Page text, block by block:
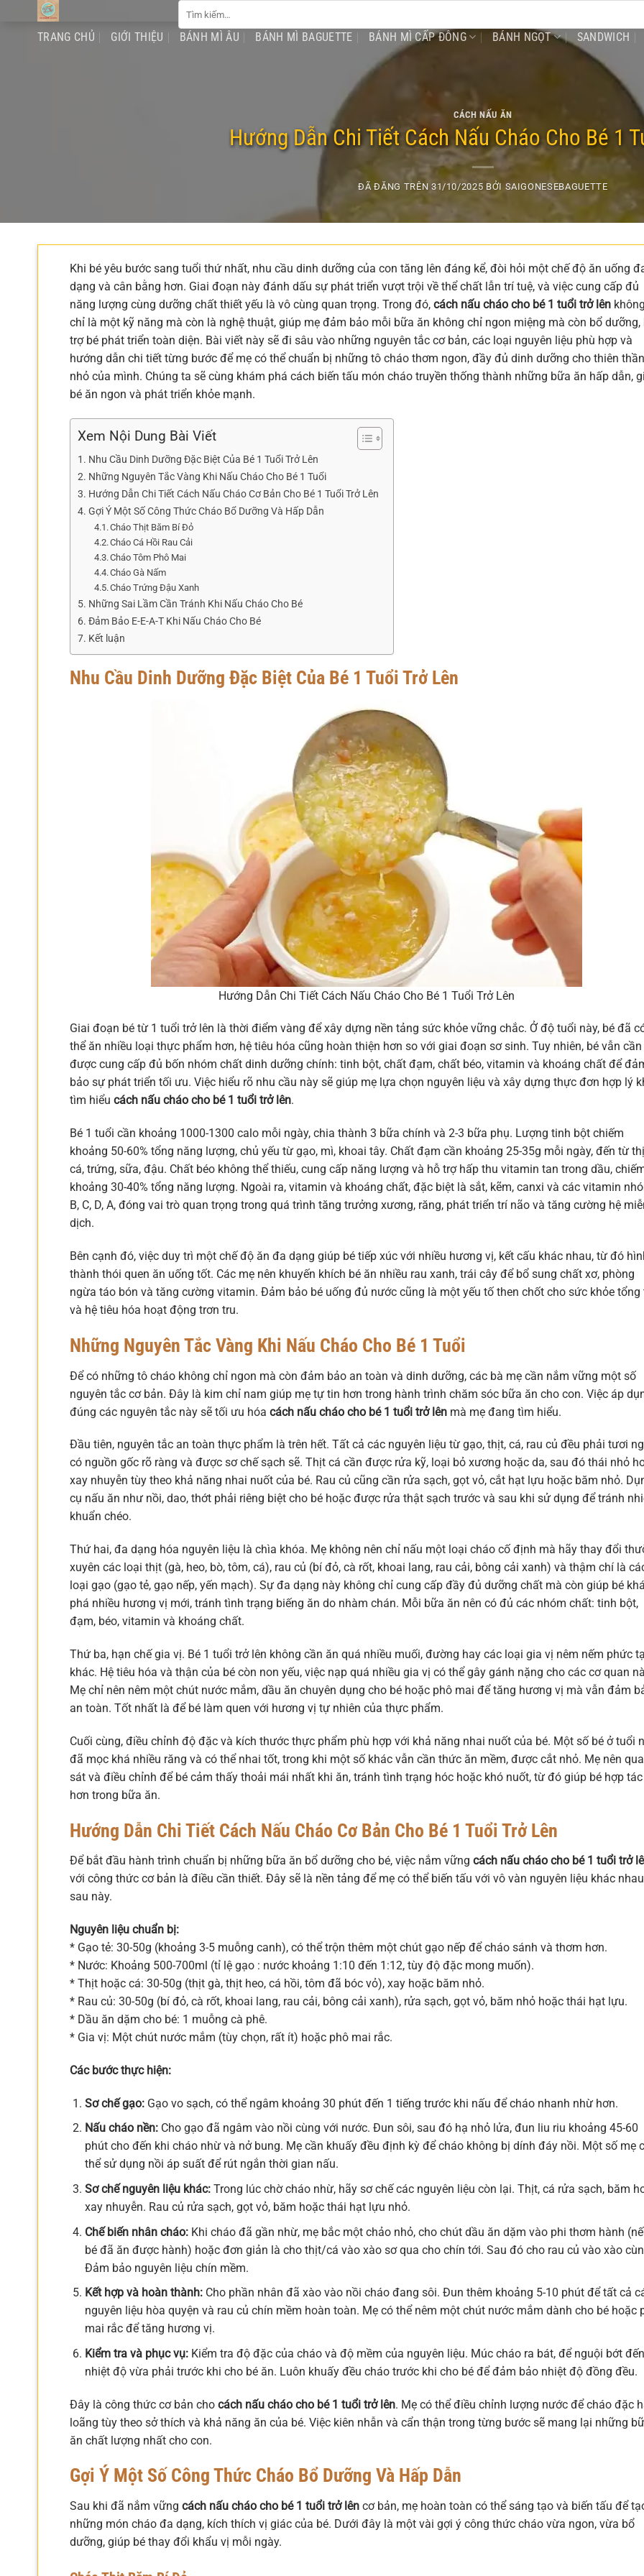
kiếm:
TRANG CHỦ GIỚI THIỆU BÁNH MÌ ÂU BÁNH MÌ BAGUETTE BÁNH MÌ CẤP ĐÔNG BÁNH NGỌT SANDWICH
CÁCH NẤU ĂN
Hướng Dẫn Chi Tiết Cách Nấu Cháo Cho Bé 1
ĐÃ ĐĂNG TRÊN 31/10/2025 BỞI SAIGONESEBAGUETTE
Khi bé yêu bước sang tuổi thứ nhất, nhu cầu dinh dưỡng của con tăng lên đáng kể, đòi hỏi một chế độ ăn uống
dạng và cân bằng hơn. Giai đoạn này đánh dấu sự phát triển vượt trội về thể chất lẫn trí tuệ, và việc cung cấp đủ
năng lượng cùng dưỡng chất thiết yếu là vô cùng quan trọng. Trong đó, cách nấu cháo cho bé 1 tuổi trở lên không
chỉ là một kỹ năng mà còn là nghệ thuật, giúp mẹ đảm bảo mỗi bữa ăn không chỉ ngon miệng mà còn bổ dưỡng,
trợ bé phát triển toàn diện. Bài viết này sẽ đi sâu vào những nguyên tắc cơ bản, các loại nguyên liệu phù hợp và
hướng dẫn chi tiết từng bước để mẹ có thể chuẩn bị những tô cháo thơm ngon, đầy đủ dinh dưỡng cho thiên thần
nhỏ của mình. Chúng ta sẽ cùng khám phá cách biến tấu món cháo truyền thống thành những bữa ăn hấp dẫn,
bé ăn ngon và phát triển khỏe mạnh.
Xem Nội Dung Bài Viết
Nhu Cầu Dinh Dưỡng Đặc Biệt Của Bé 1 Tuổi Trở Lên
Những Nguyên Tắc Vàng Khi Nấu Cháo Cho Bé 1 Tuổi
Hướng Dẫn Chi Tiết Cách Nấu Cháo Cơ Bản Cho Bé 1 Tuổi Trở Lên
Gợi Ý Một Số Công Thức Cháo Bổ Dưỡng Và Hấp Dẫn
Cháo Thịt Băm Bí Đỏ
Cháo Cá Hồi Rau Cải
Cháo Tôm Phô Mai
Cháo Gà Nấm
Cháo Trứng Đậu Xanh
Những Sai Lầm Cần Tránh Khi Nấu Cháo Cho Bé
Đảm Bảo E-E-A-T Khi Nấu Cháo Cho Bé
Kết luận
Nhu Cầu Dinh Dưỡng Đặc Biệt Của Bé 1 Tuổi Trở Lên
Hướng Dẫn Chi Tiết Cách Nấu Cháo Cho Bé 1 Tuổi Trở Lên
Giai đoạn bé từ 1 tuổi trở lên là thời điểm vàng để xây dựng nền tảng sức khỏe vững chắc. Ở độ tuổi này, bé đã
thể ăn nhiều loại thực phẩm hơn, hệ tiêu hóa cũng hoàn thiện hơn so với giai đoạn sơ sinh. Tuy nhiên, bé vẫn cần
được cung cấp đủ bốn nhóm chất dinh dưỡng chính: tinh bột, chất đạm, chất béo, vitamin và khoáng chất để
bảo sự phát triển tối ưu. Việc hiểu rõ nhu cầu này sẽ giúp mẹ lựa chọn nguyên liệu và xây dựng thực đơn hợp lý
tìm hiểu cách nấu cháo cho bé 1 tuổi trở lên.
Bé 1 tuổi cần khoảng 1000-1300 calo mỗi ngày, chia thành 3 bữa chính và 2-3 bữa phụ. Lượng tinh bột chiếm
khoảng 50-60% tổng năng lượng, chủ yếu từ gạo, mì, khoai tây. Chất đạm cần khoảng 25-35g mỗi ngày, đến từ
cá, trứng, sữa, đậu. Chất béo không thể thiếu, cung cấp năng lượng và hỗ trợ hấp thu vitamin tan trong dầu,
khoảng 30-40% tổng năng lượng. Ngoài ra, vitamin và khoáng chất, đặc biệt là sắt, kẽm, canxi và các vitamin
B, C, D, A, đóng vai trò quan trọng trong quá trình tăng trưởng xương, răng, phát triển trí não và tăng cường hệ
dịch.
Bên cạnh đó, việc duy trì một chế độ ăn đa dạng giúp bé tiếp xúc với nhiều hương vị, kết cấu khác nhau, từ đó
thành thói quen ăn uống tốt. Các mẹ nên khuyến khích bé ăn nhiều rau xanh, trái cây để bổ sung chất xơ, phòng
ngừa táo bón và tăng cường vitamin. Đảm bảo bé uống đủ nước cũng là một yếu tố then chốt cho sức khỏe tổng
và hệ tiêu hóa hoạt động trơn tru.
Những Nguyên Tắc Vàng Khi Nấu Cháo Cho Bé 1 Tuổi
Để có những tô cháo không chỉ ngon mà còn đảm bảo an toàn và dinh dưỡng, các bà mẹ cần nắm vững một số
nguyên tắc cơ bản. Đây là kim chỉ nam giúp mẹ tự tin hơn trong hành trình chăm sóc bữa ăn cho con. Việc áp
đúng các nguyên tắc này sẽ tối ưu hóa cách nấu cháo cho bé 1 tuổi trở lên mà mẹ đang tìm hiểu.
Đầu tiên, nguyên tắc an toàn thực phẩm là trên hết. Tất cả các nguyên liệu từ gạo, thịt, cá, rau củ đều phải tươi
có nguồn gốc rõ ràng và được sơ chế sạch sẽ. Thịt cá cần được rửa kỹ, loại bỏ xương hoặc da, sau đó thái nhỏ
xay nhuyễn tùy theo khả năng nhai nuốt của bé. Rau củ cũng cần rửa sạch, gọt vỏ, cắt hạt lựu hoặc băm nhỏ.
cụ nấu ăn như nồi, dao, thớt phải riêng biệt cho bé hoặc được rửa thật sạch trước và sau khi sử dụng để tránh
khuẩn chéo.
Thứ hai, đa dạng hóa nguyên liệu là chìa khóa. Mẹ không nên chỉ nấu một loại cháo cố định mà hãy thay đổi
xuyên các loại thịt (gà, heo, bò, tôm, cá), rau củ (bí đỏ, cà rốt, khoai lang, rau cải, bông cải xanh) và thậm chí là
loại gạo (gạo tẻ, gạo nếp, yến mạch). Sự đa dạng này không chỉ cung cấp đầy đủ dưỡng chất mà còn giúp bé
phá nhiều hương vị mới, tránh tình trạng biếng ăn do nhàm chán. Mỗi bữa ăn nên có đủ các nhóm chất: tinh bột,
đạm, béo, vitamin và khoáng chất.
Thứ ba, hạn chế gia vị. Bé 1 tuổi trở lên không cần ăn quá nhiều muối, đường hay các loại gia vị nêm nếm phức
khác. Hệ tiêu hóa và thận của bé còn non yếu, việc nạp quá nhiều gia vị có thể gây gánh nặng cho các cơ quan
Mẹ chỉ nên nêm một chút nước mắm, dầu ăn chuyên dụng cho bé hoặc phô mai để tăng hương vị mà vẫn đảm
an toàn. Tốt nhất là để bé làm quen với hương vị tự nhiên của thực phẩm.
Cuối cùng, điều chỉnh độ đặc và kích thước thực phẩm phù hợp với khả năng nhai nuốt của bé. Một số bé ở tuổi
đã mọc khá nhiều răng và có thể nhai tốt, trong khi một số khác vẫn cần thức ăn mềm, được cắt nhỏ. Mẹ nên
sát và điều chỉnh để bé cảm thấy thoải mái nhất khi ăn, tránh tình trạng hóc hoặc khó nuốt, từ đó giúp bé hợp tác
hơn trong bữa ăn.
Hướng Dẫn Chi Tiết Cách Nấu Cháo Cơ Bản Cho Bé 1 Tuổi Trở Lên
Để bắt đầu hành trình chuẩn bị những bữa ăn bổ dưỡng cho bé, việc nắm vững cách nấu cháo cho bé 1 tuổi trở
với công thức cơ bản là điều cần thiết. Đây sẽ là nền tảng để mẹ có thể biến tấu với vô vàn nguyên liệu khác nhau
sau này.
Nguyên liệu chuẩn bị:
* Gạo tẻ: 30-50g (khoảng 3-5 muỗng canh), có thể trộn thêm một chút gạo nếp để cháo sánh và thơm hơn.
* Nước: Khoảng 500-700ml (tỉ lệ gạo : nước khoảng 1:10 đến 1:12, tùy độ đặc mong muốn).
* Thịt hoặc cá: 30-50g (thịt gà, thịt heo, cá hồi, tôm đã bóc vỏ), xay hoặc băm nhỏ.
* Rau củ: 30-50g (bí đỏ, cà rốt, khoai lang, rau cải, bông cải xanh), rửa sạch, gọt vỏ, băm nhỏ hoặc thái hạt lựu.
* Dầu ăn dặm cho bé: 1 muỗng cà phê.
* Gia vị: Một chút nước mắm (tùy chọn, rất ít) hoặc phô mai rắc.
Các bước thực hiện:
Sơ chế gạo:Gạo vo sạch, có thể ngâm khoảng 30 phút đến 1 tiếng trước khi nấu để cháo nhanh nhừ hơn.
Nấu cháo nền:Cho gạo đã ngâm vào nồi cùng với nước. Đun sôi, sau đó hạ nhỏ lửa, đun liu riu khoảng 45-60
phút cho đến khi cháo nhừ và nở bung. Mẹ cần khuấy đều định kỳ để cháo không bị dính đáy nồi. Một số mẹ
thể sử dụng nồi áp suất để rút ngắn thời gian nấu.
Sơ chế nguyên liệu khác:Trong lúc chờ cháo nhừ, hãy sơ chế các nguyên liệu còn lại. Thịt, cá rửa sạch, băm
xay nhuyễn. Rau củ rửa sạch, gọt vỏ, băm hoặc thái hạt lựu nhỏ.
Chế biến nhân cháo:Khi cháo đã gần nhừ, mẹ bắc một chảo nhỏ, cho chút dầu ăn dặm vào phi thơm hành
bé đã ăn được hành) hoặc đơn giản là cho thịt/cá vào xào sơ qua cho chín tới. Sau đó cho rau củ vào xào
Đảm bảo nguyên liệu chín mềm.
Kết hợp và hoàn thành:Cho phần nhân đã xào vào nồi cháo đang sôi. Đun thêm khoảng 5-10 phút để tất cả
nguyên liệu hòa quyện và rau củ chín mềm hoàn toàn. Mẹ có thể nêm một chút nước mắm dành cho bé hoặc
mai rắc để tăng hương vị.
Kiểm tra và phục vụ:Kiểm tra độ đặc của cháo và độ mềm của nguyên liệu. Múc cháo ra bát, để nguội bớt đến
nhiệt độ vừa phải trước khi cho bé ăn. Luôn khuấy đều cháo trước khi cho bé để đảm bảo nhiệt độ đồng đều.
Đây là công thức cơ bản cho cách nấu cháo cho bé 1 tuổi trở lên. Mẹ có thể điều chỉnh lượng nước để cháo đặc
loãng tùy theo sở thích và khả năng ăn của bé. Việc kiên nhẫn và cẩn thận trong từng bước sẽ mang lại những
ăn chất lượng nhất cho con.
Gợi Ý Một Số Công Thức Cháo Bổ Dưỡng Và Hấp Dẫn
Sau khi đã nắm vững cách nấu cháo cho bé 1 tuổi trở lên cơ bản, mẹ hoàn toàn có thể sáng tạo và biến tấu để
những món cháo đa dạng, kích thích vị giác của bé. Dưới đây là một vài gợi ý công thức cháo vừa ngon, vừa bổ
dưỡng, giúp bé thay đổi khẩu vị mỗi ngày.